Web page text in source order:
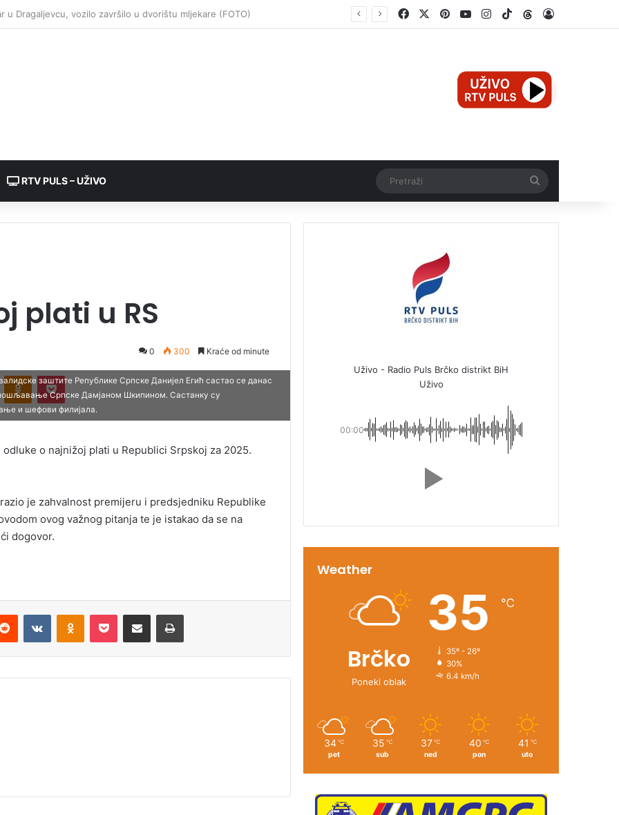
FacebookPinterestYouTubeInstagram
TikTokThreads
RTV PULS – UŽIVO
plati u RS
0 300 Kraće od minute
VKontakte Odnoklassniki Pocket
заштите Републике Српске Данијел Егић састао се данас
Српске Дамјаном Шкипином. Састанку су
и шефови филијала.
o najnižoj plati u Republici Srpskoj za 2025.
je zahvalnost premijeru i predsjedniku Republike
ovog važnog pitanja te je istakao da se na
dogovor.
Uživo - Radio Puls Brčko distrikt BiH
Uživo
00:00
Weather
Brčko
Poneki oblak
35 ℃
35º - 26º
30%
6.4 km/h
34 ℃
pet
35 ℃
sub
37 ℃
ned
40 ℃
pon
41 ℃
uto